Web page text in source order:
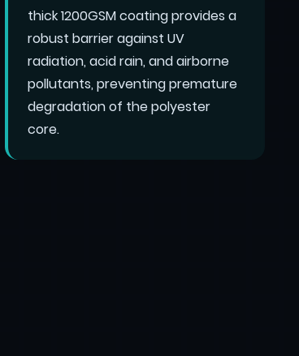
thick 1200GSM coating provides a
robust barrier against UV
radiation, acid rain, and airborne
pollutants, preventing premature
degradation of the polyester
core.